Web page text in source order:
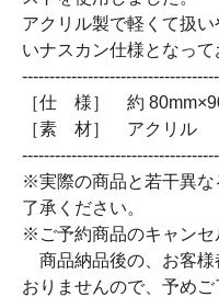
アクリル製で軽くて扱
いナスカン仕様となって
［仕 様］ 約
［素 材］ アクリル
※実際の商品と若干異な
了承ください。
※ご予約商品のキャンセ
商品納品後の、お客様
おりませんので、予めご